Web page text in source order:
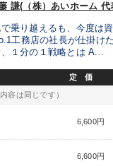
謙(（株）あいホーム 代
乗り越えるも、今度は
工務店の社長が仕掛け
１分の１戦略とは A...
定 価
容は同じです）
6,600円
6,600円